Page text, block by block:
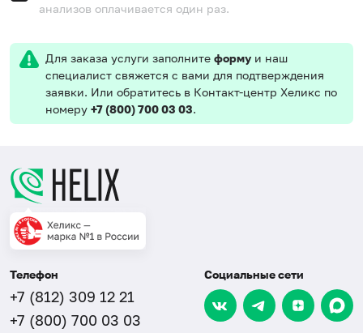
анализов оплачивается один раз.
Для заказа услуги заполните форму и наш
специалист свяжется с вами для подтверждения
заявки. Или обратитесь в Контакт-центр Хеликс по
номеру +7 (800) 700 03 03.
Телефон
+7 (812) 309 12 21
+7 (800) 700 03 03
Социальные сети